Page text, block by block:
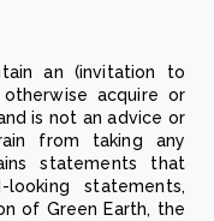
an (invitation to
acquire or
is not an advice or
from taking any
statements that
statements,
of Green Earth, the